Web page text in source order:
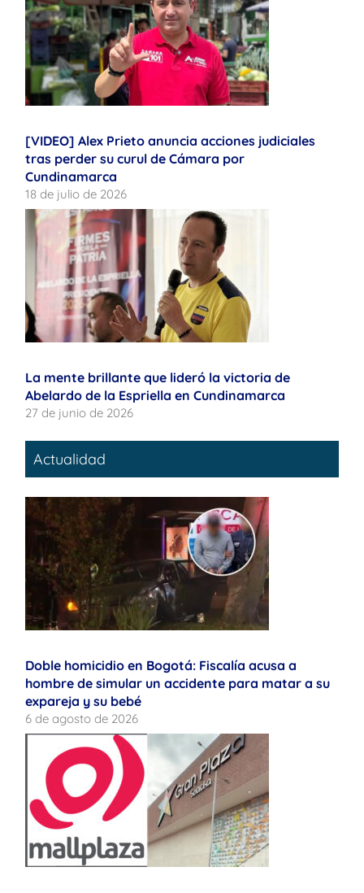
[VIDEO] Alex Prieto anuncia acciones judiciales
tras perder su curul de Cámara por
Cundinamarca
18 de julio de 2026
La mente brillante que lideró la victoria de
Abelardo de la Espriella en Cundinamarca
27 de junio de 2026
Actualidad
Doble homicidio en Bogotá: Fiscalía acusa a
hombre de simular un accidente para matar a su
expareja y su bebé
6 de agosto de 2026